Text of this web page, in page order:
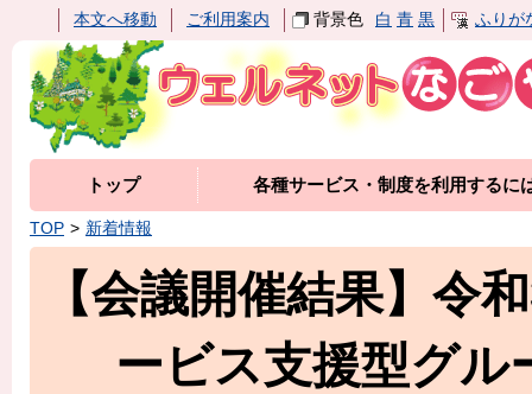
本文へ移動 ご利用案内 背景色 白 青 黒 ふりが
トップ 各種サービス・制度を利用するに
TOP 新着情報
【会議開催結果】令
ービス支援型グル